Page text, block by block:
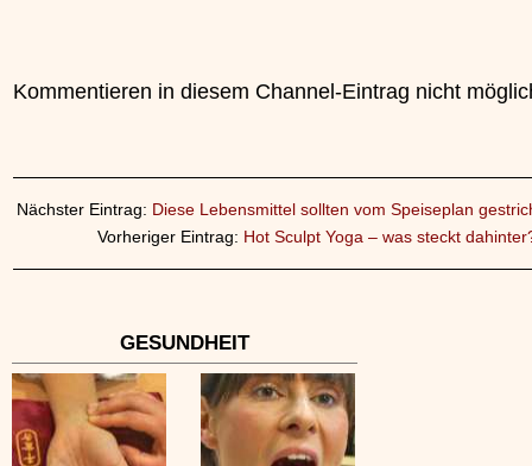
Kommentieren in diesem Channel-Eintrag nicht
Nächster Eintrag: Diese Lebensmittel sollten vom Speiseplan
Vorheriger Eintrag: Hot Sculpt Yoga – was steckt
GESUNDHEIT